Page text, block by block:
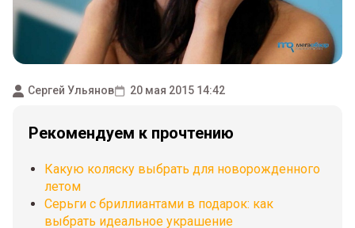
Сергей Ульянов 20 мая 2015 14:42
Рекомендуем к прочтению
Какую коляску выбрать для новорожденного
летом
Серьги с бриллиантами в подарок: как
выбрать идеальное украшение